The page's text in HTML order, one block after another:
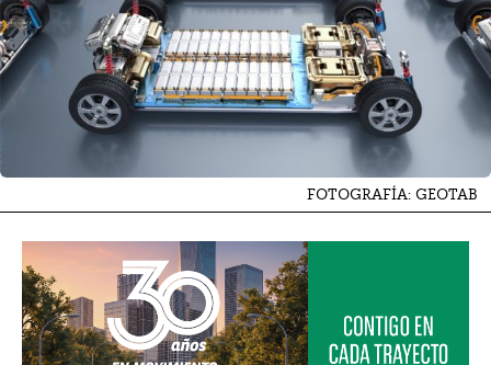
FOTOGRAFÍA: GEOTAB